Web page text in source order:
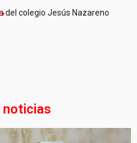
del colegio Jesús Nazareno
noticias